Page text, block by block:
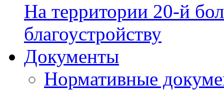
На территории 20-й
благоустройству
Документы
Нормативные